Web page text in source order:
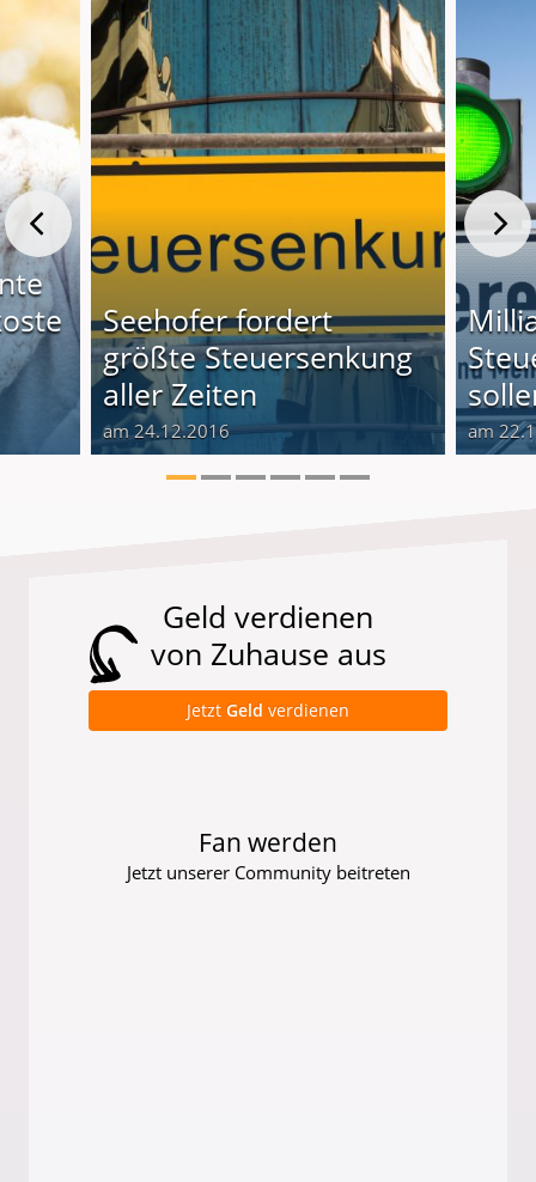
Seehofer fordert
größte Steuersenkung
aller Zeiten
am 24.12.2016 am
Geld verdienen
von Zuhause aus
Jetzt Geld verdienen
Fan werden
Jetzt unserer Community beitreten